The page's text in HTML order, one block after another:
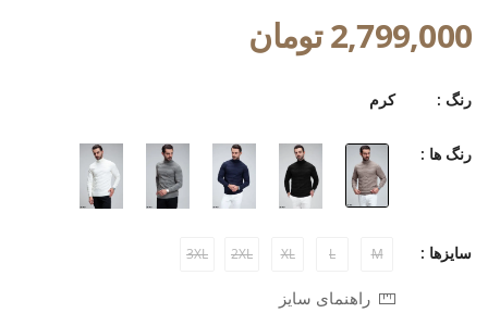
2,799,000 تومان
رنگ : کرم
رنگ ها :
سایزها : M
L
XL
2XL
3XL
راهنمای سایز